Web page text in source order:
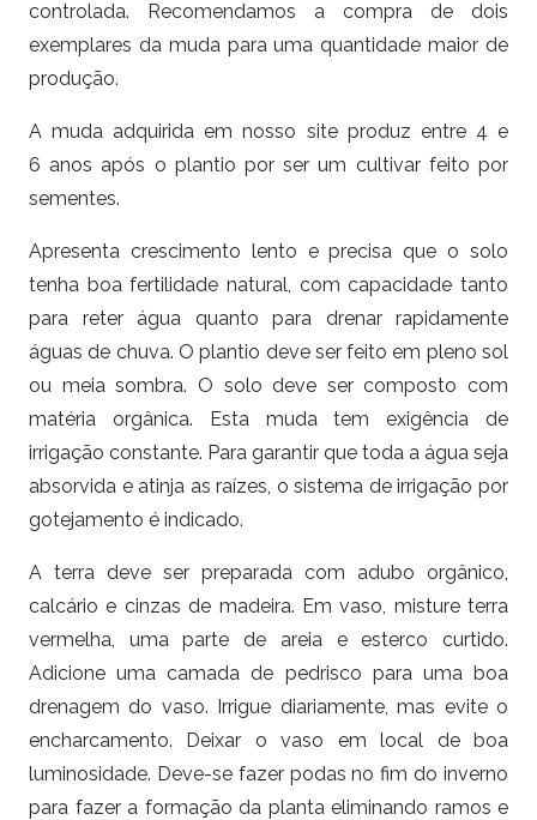
controlada. Recomendamos a compra de dois
exemplares da muda para uma quantidade maior de
produção.
A muda adquirida em nosso site produz entre 4 e
6 anos após o plantio por ser um cultivar feito por
sementes.
Apresenta crescimento lento e precisa que o solo
tenha boa fertilidade natural, com capacidade tanto
para reter água quanto para drenar rapidamente
águas de chuva. O plantio deve ser feito em pleno sol
ou meia sombra. O solo deve ser composto com
matéria orgânica. Esta muda tem exigência de
irrigação constante. Para garantir que toda a água seja
absorvida e atinja as raízes, o sistema de irrigação por
gotejamento é indicado.
A terra deve ser preparada com adubo orgânico,
calcário e cinzas de madeira. Em vaso, misture terra
vermelha, uma parte de areia e esterco curtido.
Adicione uma camada de pedrisco para uma boa
drenagem do vaso. Irrigue diariamente, mas evite o
encharcamento. Deixar o vaso em local de boa
luminosidade. Deve-se fazer podas no fim do inverno
para fazer a formação da planta eliminando ramos e